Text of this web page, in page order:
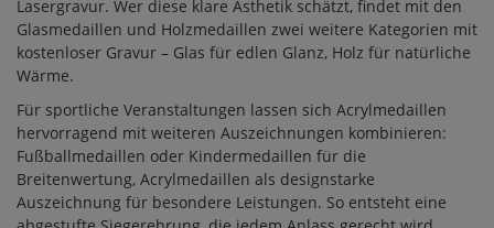
Lasergravur. Wer diese klare Ästhetik schätzt, findet mit den
Glasmedaillen und Holzmedaillen zwei weitere Kategorien mit
kostenloser Gravur – Glas für edlen Glanz, Holz für natürliche
Wärme.
Für sportliche Veranstaltungen lassen sich Acrylmedaillen
hervorragend mit weiteren Auszeichnungen kombinieren:
Fußballmedaillen oder Kindermedaillen für die
Breitenwertung, Acrylmedaillen als designstarke
Auszeichnung für besondere Leistungen. So entsteht eine